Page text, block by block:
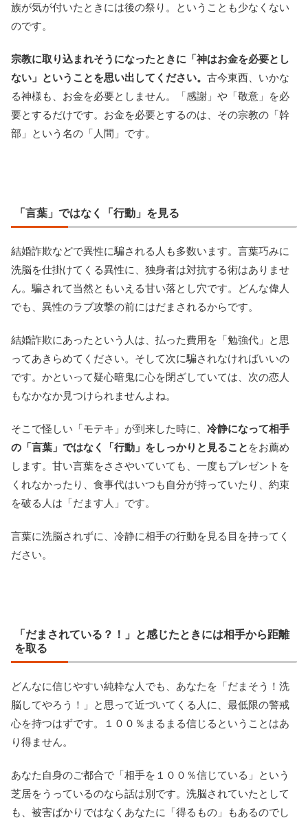
族が気が付いたときには後の祭り。ということも少なくない
のです。
宗教に取り込まれそうになったときに「神はお金を必要とし
ない」ということを思い出してください。 古今東西、いかな
る神様も、お金を必要としません。「感謝」や「敬意」を必
要とするだけです。お金を必要とするのは、その宗教の「幹
部」という名の「人間」です。
「言葉」ではなく「行動」を見る
結婚詐欺などで異性に騙される人も多数います。言葉巧みに
洗脳を仕掛けてくる異性に、独身者は対抗する術はありませ
ん。騙されて当然ともいえる甘い落とし穴です。どんな偉人
でも、異性のラブ攻撃の前にはだまされるからです。
結婚詐欺にあったという人は、払った費用を「勉強代」と思
ってあきらめてください。そして次に騙されなければいいの
です。かといって疑心暗鬼に心を閉ざしていては、次の恋人
もなかなか見つけられませんよね。
そこで怪しい「モテキ」が到来した時に、 冷静になって相手
の「言葉」ではなく「行動」をしっかりと見ること をお薦め
します。甘い言葉をささやいていても、一度もプレゼントを
くれなかったり、食事代はいつも自分が持っていたり、約束
を破る人は「だます人」です。
言葉に洗脳されずに、冷静に相手の行動を見る目を持ってく
ださい。
「だまされている？！」と感じたときには相手から距離
を取る
どんなに信じやすい純粋な人でも、あなたを「だまそう！洗
脳してやろう！」と思って近づいてくる人に、最低限の警戒
心を持つはずです。１００％まるまる信じるということはあ
り得ません。
あなた自身のご都合で「相手を１００％信じている」という
芝居をうっているのなら話は別です。洗脳されていたとして
も、被害ばかりではなくあなたに「得るもの」もあるのでし